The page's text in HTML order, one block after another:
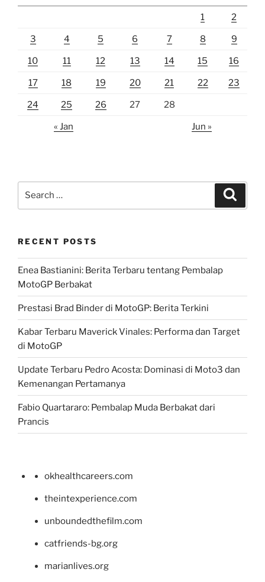
1 2
3 4 5 6 7 8 9
10 11 12 13 14 15 16
17 18 19 20 21 22 23
24 25 26 27 28
« Jan Jun »
RECENT POSTS
Enea Bastianini: Berita Terbaru tentang Pembalap
MotoGP Berbakat
Prestasi Brad Binder di MotoGP: Berita Terkini
Kabar Terbaru Maverick Vinales: Performa dan Target
di MotoGP
Update Terbaru Pedro Acosta: Dominasi di Moto3 dan
Kemenangan Pertamanya
Fabio Quartararo: Pembalap Muda Berbakat dari
Prancis
okhealthcareers.com
theintexperience.com
unboundedthefilm.com
catfriends-bg.org
marianlives.org